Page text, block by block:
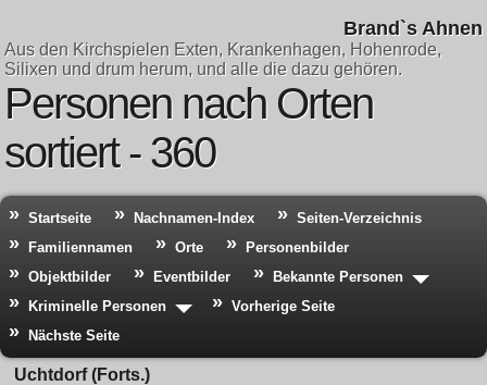
Brand`s Ahnen
Aus den Kirchspielen Exten, Krankenhagen, Hohenrode,
Silixen und drum herum, und alle die dazu gehören.
Personen nach Orten
sortiert - 360
Startseite Nachnamen-Index
Seiten-Verzeichnis
Familiennamen
Orte
Personenbilder
Objektbilder
Eventbilder
Bekannte Personen
Kriminelle Personen
Vorherige Seite
Nächste Seite
Uchtdorf (Forts.)